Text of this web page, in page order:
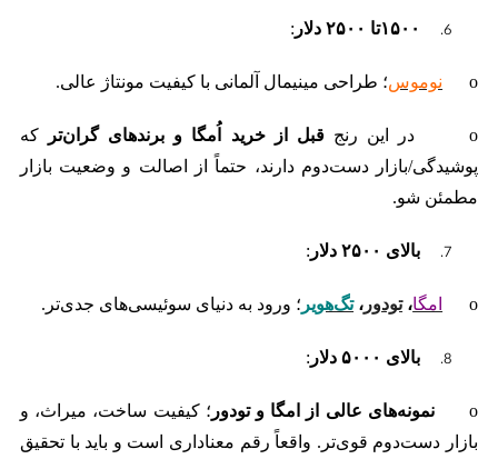
۱۵۰۰تا ۲۵۰۰دلار :
o نوموس؛ طراحی مینیمال آلمانی با کیفیت مونتاژ عالی.
o در این رنج قبل از خرید اُمگا و برندهای گران‌تر
که
پوشیدگی/بازار دست‌دوم دارند، حتماً از اصالت و وضعیت بازار
مطمئن شو.
بالای ۲۵۰۰دلار :
o امگا،تودور ،تگ‌هویر ؛ ورود به دنیای سوئیسی‌های جدی‌تر.
بالای ۵۰۰۰دلار :
o نمونه‌های عالی از امگا و تودور ؛ کیفیت ساخت، میراث، و
بازار دست‌دوم قوی‌تر. واقعاً رقم معناداری است و باید با تحقیق